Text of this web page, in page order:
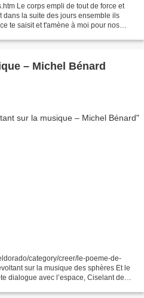
Le corps empli de tout de force et
la suite des jours ensemble ils
te saisit et t'amène à moi pour nos
– Michel Bénard
category/creer/le-poeme-de-
sur la musique des sphères Et le
dialogue avec l’espace, Ciselant des